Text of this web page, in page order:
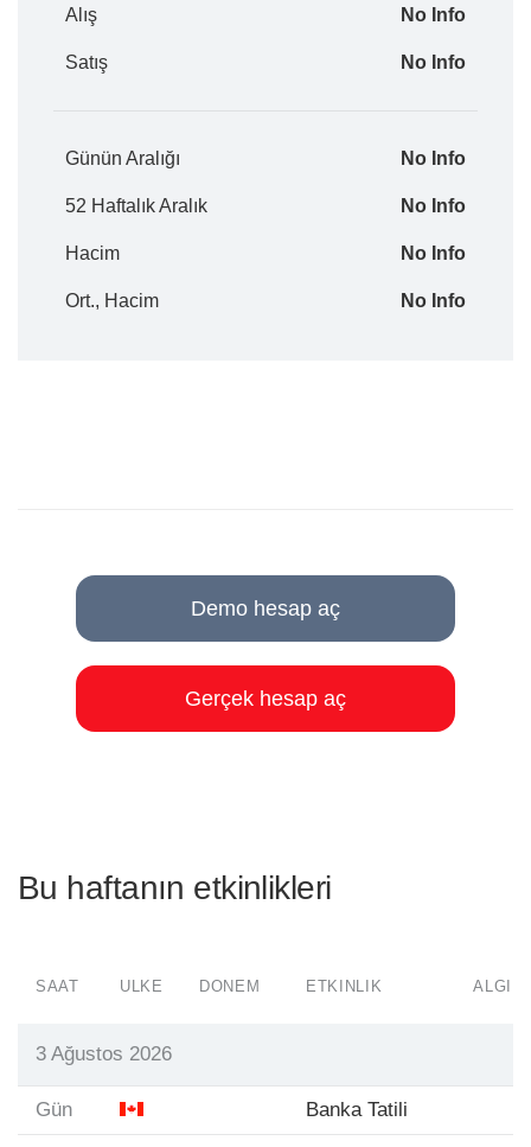
Alış No Info
Satış No Info
Günün Aralığı No Info
52 Haftalık Aralık No Info
Hacim No Info
Ort., Hacim No Info
Demo hesap aç
Gerçek hesap aç
Bu haftanın etkinlikleri
SAAT ÜLKE DÖNEM ETKINLIK ALGI
3 Ağustos 2026
Gün Banka Tatili